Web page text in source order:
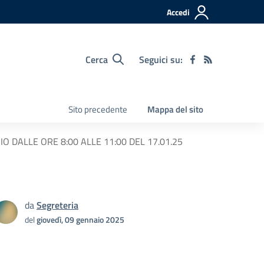
Accedi
Cerca Seguici su:
Sito precedente Mappa del sito
DALLE ORE 8:00 ALLE 11:00 DEL 17.01.25
daSegreteria
delgiovedì, 09 gennaio 2025